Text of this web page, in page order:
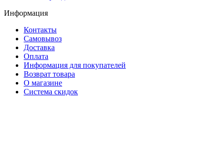
Информация
Контакты
Самовывоз
Доставка
Оплата
Информация для покупателей
Возврат товара
О магазине
Система скидок